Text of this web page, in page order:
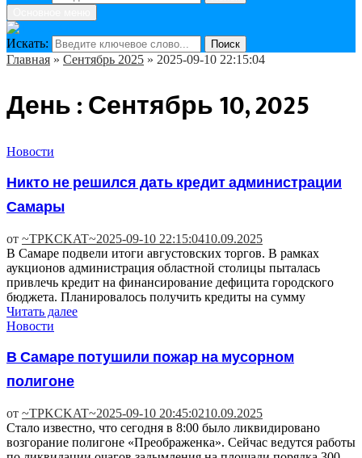
Искать: Поиск
Главная » Сентябрь 2025 » 2025-09-10 22:15:04
День : Сентябрь 10, 2025
Новости
Никто не решился дать кредит администрации
Самары
от ~TPKCKAT~2025-09-10 22:15:0410.09.2025
В Самаре подвели итоги августовских торгов. В рамках
аукционов администрация областной столицы пыталась
привлечь кредит на финансирование дефицита городского
бюджета. Планировалось получить кредиты на сумму
Читать далее
Новости
В Самаре потушили пожар на мусорном
полигоне
от ~TPKCKAT~2025-09-10 20:45:0210.09.2025
Стало известно, что сегодня в 8:00 было ликвидировано
возгорание полигоне «Преображенка». Сейчас ведутся работы